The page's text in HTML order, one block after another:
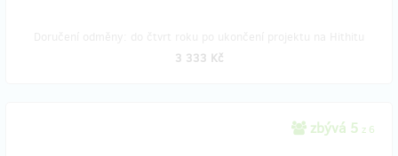
3 333 Kč
zbývá 5 z 6